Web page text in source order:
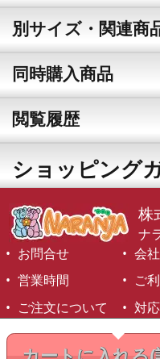
別サイズ・関連商
同時購入商品
閲覧履歴
ショッピング
株
ナ
お問合せ
会
営業時間
ご
ご注文について
対
©1999-2026